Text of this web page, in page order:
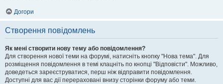
Догори
Створення повідомлень
Як мені створити нову тему або повідомлення?
Для створення нової теми на форумі, натисніть кнопку "Нова тема". Для
розміщення повідомлення в темі клацніть по кнопці "Відповісти". Можливо,
доведеться зареєструватися, перш ніж відправити повідомлення.
Доступні для вас дії перераховані внизу сторінки форуму або теми.